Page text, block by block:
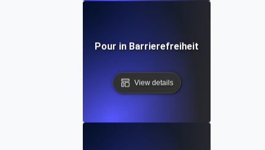
Pour in Barrierefreiheit
View details